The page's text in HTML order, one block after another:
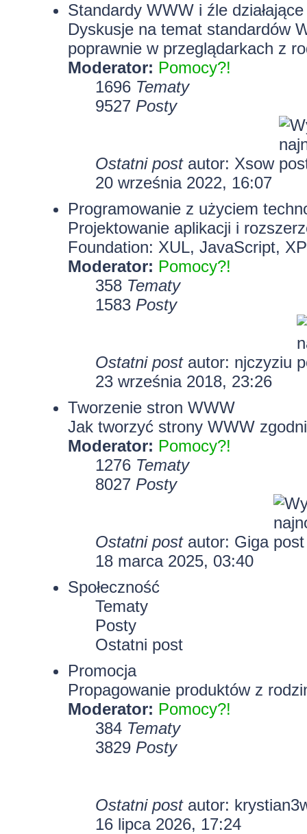
Standardy WWW i źle
Dyskusje na temat standardów
poprawnie w przeglądarkach z
Moderator: Pomocy?!
1696 Tematy
9527 Posty
Ostatni postautor: Xsow
20 września 2022, 16:07
Programowanie z użyciem
Projektowanie aplikacji i
Foundation: XUL, JavaScript,
Moderator: Pomocy?!
358 Tematy
1583 Posty
Ostatni postautor: njczyziu
23 września 2018, 23:26
Tworzenie stron WWW
Jak tworzyć strony WWW
Moderator: Pomocy?!
1276 Tematy
8027 Posty
Ostatni postautor: Giga
18 marca 2025, 03:40
Społeczność
Tematy
Posty
Ostatni post
Promocja
Propagowanie produktów z
Moderator: Pomocy?!
384 Tematy
3829 Posty
Ostatni postautor:
16 lipca 2026, 17:24